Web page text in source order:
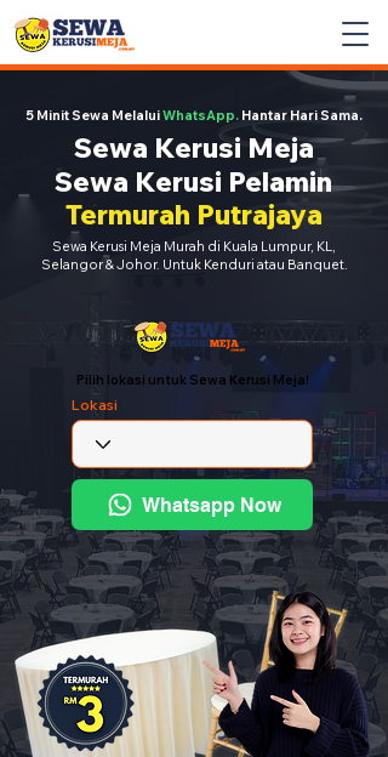
5 Minit Sewa MelaluiWhatsApp.Hantar Hari Sama.
Sewa Kerusi Meja
Sewa Kerusi Pelamin
Termurah Putrajaya
Sewa Kerusi Meja Murah di Kuala Lumpur, KL,
Selangor & Johor. Untuk Kenduri atau Banquet.
Pilih lokasi untuk Sewa Kerusi Meja!
Lokasi
Whatsapp Now